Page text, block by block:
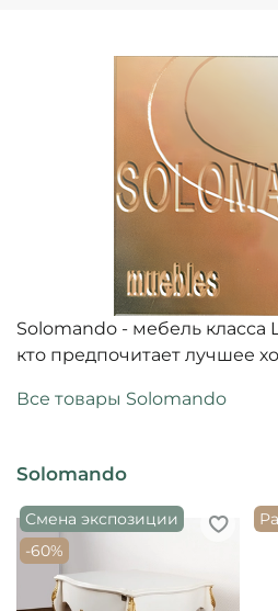
Solomandо - мебель класса
кто предпочитает лучшее
Все товары Solomando
Solomando
Смена экспозиции
-60%